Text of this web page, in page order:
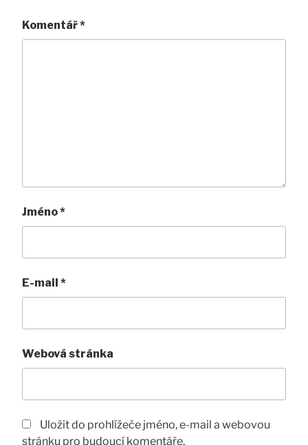
Komentář*
Jméno*
E-mail *
Webová stránka
Uložit do prohlížeče jméno, e-mail a webovou
stránku pro budoucí komentáře.